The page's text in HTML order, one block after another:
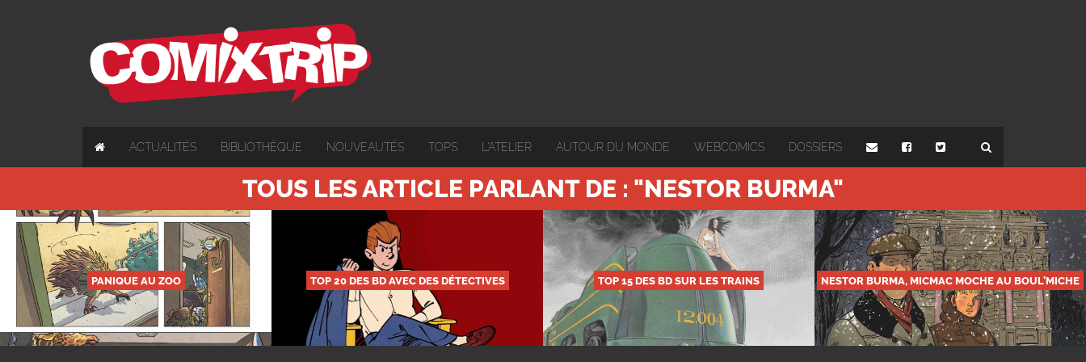
ACTUALITÉS BIBLIOTHÈQUE NOUVEAUTÉS TOPS L'ATELIER AUTOUR DU MONDE WEBCOMICS DOSSIERS
TOUS LES ARTICLE PARLANT DE : "NESTOR BURMA"
PANIQUE AU ZOO TOP 20 DES BD AVEC DES DÉTECTIVES TOP 15 DES BD SUR LES TRAINS NESTOR BURMA, MICMAC MOCHE AU BOUL’MICHE